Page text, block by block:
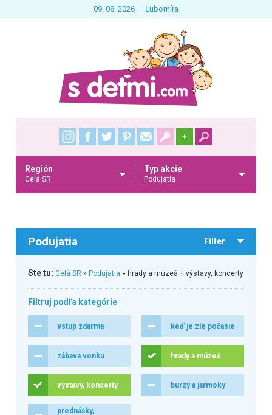
09. 08. 2026 Ľubomíra
+
Región
Celá SR
Typ akcie
Podujatia
Podujatia Filter
Ste tu: Celá SR» Podujatia » hrady a múzeá + výstavy, koncerty
Filtruj podľa kategórie
vstup zdarma keď je zlé počasie
zábava vonku hrady a múzeá
výstavy, koncerty burzy a jarmoky
prednášky,